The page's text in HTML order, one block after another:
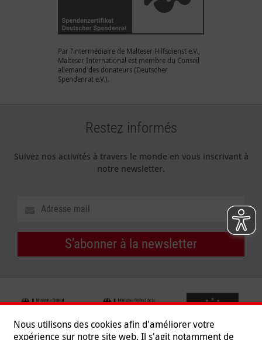
Par l’intermédiaire de Malteser Hilfsdienst e.V.,
Malteser International est membre du Conseil
allemand des donateurs (Deutscher
Spendenrat e.V.).
Restez informés
Suivez nos activités à travers le monde en vous inscrivant à
notre newsletter.
S’abonner à la newsletter
Nous utilisons des cookies afin d'améliorer votre
expérience sur notre site web. Il s'agit notamment de